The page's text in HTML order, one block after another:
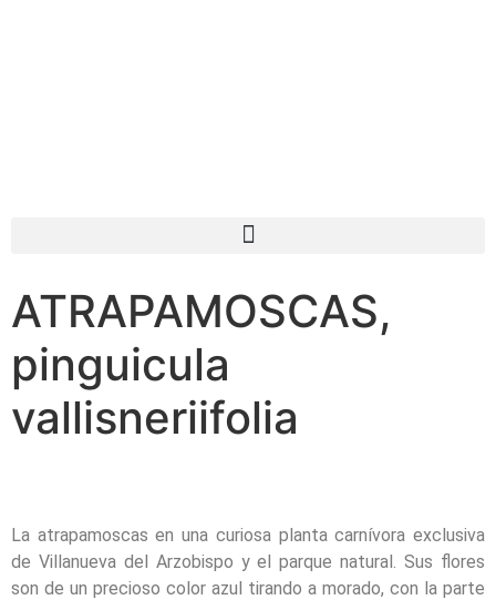
ATRAPAMOSCAS,
pinguicula
vallisneriifolia
La atrapamoscas en una curiosa planta carnívora exclusiva
de Villanueva del Arzobispo y el parque natural. Sus flores
son de un precioso color azul tirando a morado, con la parte